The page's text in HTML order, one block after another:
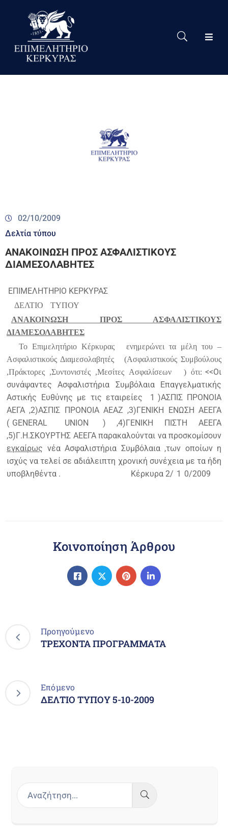
Το
Eπιμελητήριο
02/10/2009
Δελτία τύπου
ΑΝΑΚΟΙΝΩΣΗ ΠΡΟΣ ΑΣΦΑΛΙΣΤΙΚΟΥΣ
ΔΙΑΜΕΣΟΛΑΒΗΤΕΣ
ΕΠΙΜΕΛΗΤΗΡΙΟ ΚΕΡΚΥΡΑΣ
ΔΕΛΤΙΟ
ΤΥΠΟΥ
ΑΝΑΚΟΙΝΩΣΗ ΠΡΟΣ ΑΣΦΑΛΙΣΤΙΚΟΥΣ
ΔΙΑΜΕΣΟΛΑΒΗΤΕΣ
Το Επιμελητήριο Κέρκυρας
ενημερώνει τα μέλη του –
Ασφαλιστικούς Διαμεσολαβητές
(Ασφαλιστικούς Συμβούλους
,Πράκτορες ,Συντονιστές ,Μεσίτες Ασφαλίσεων
) ότι: <<Οι
συνάψαντες Ασφαλιστήρια Συμβόλαια Επαγγελματικής
Αστικής Ευθύνης με τις εταιρείες
1 )ΑΣΠΙΣ ΠΡΟΝΟΙΑ
ΑΕΓΑ ,2)ΑΣΠΙΣ ΠΡΟΝΟΙΑ ΑΕΑΖ ,3)ΓΕΝΙΚΗ ΕΝΩΣΗ ΑΕΕΓΑ
( GENERAL UNION
) ,4)ΓΕΝΙΚΗ ΠΙΣΤΗ ΑΕΕΓΑ
,5)Γ.Η.ΣΚΟΥΡΤΗΣ ΑΕΕΓΑ παρακαλούνται να προσκομίσουν
εγκαίρως νέα Ασφαλιστήρια Συμβόλαια ,των οποίων η
ισχύς να τελεί σε αδιάλειπτη χρονική συνέχεια με τα ήδη
υποβληθέντα .
Κέρκυρα 2/ 1 0/2009
Κοινοποίηση Άρθρου
Προηγούμενο
ΤΡΕΧΟΝΤΑ ΠΡΟΓΡΑΜΜΑΤΑ
Επόμενο
ΔΕΛΤΙΟ ΤΥΠΟΥ 5-10-2009